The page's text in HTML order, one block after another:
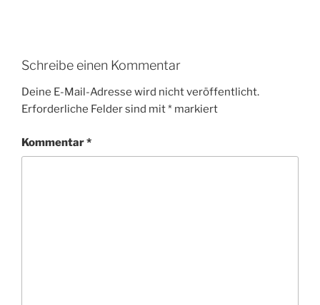
Schreibe einen Kommentar
Deine E-Mail-Adresse wird nicht veröffentlicht.
Erforderliche Felder sind mit* markiert
Kommentar*